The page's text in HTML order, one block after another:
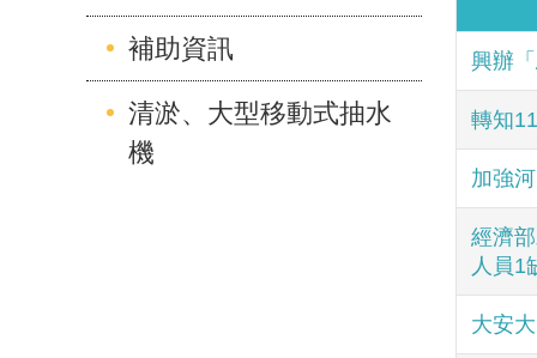
補助資訊
清淤、大型移動式抽水
機
興辦
轉知
加強
經濟
人員1
大安